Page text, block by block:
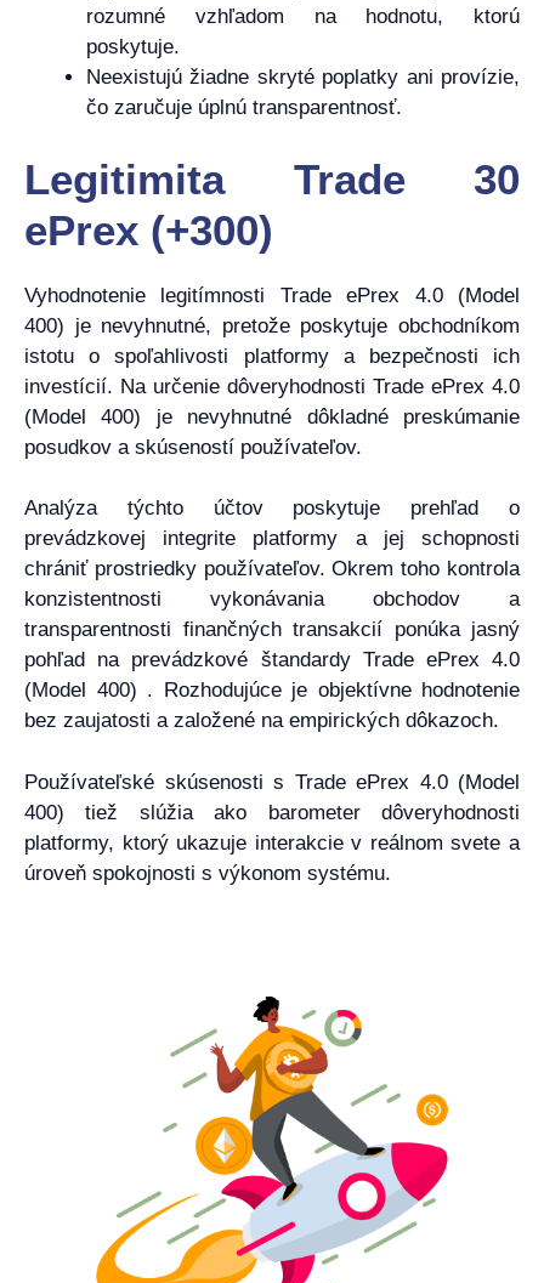
rozumné vzhľadom na hodnotu, ktorú
poskytuje.
Neexistujú žiadne skryté poplatky ani provízie,
čo zaručuje úplnú transparentnosť.
Legitimita Trade 30
ePrex (+300)
Vyhodnotenie legitímnosti Trade ePrex 4.0 (Model
400) je nevyhnutné, pretože poskytuje obchodníkom
istotu o spoľahlivosti platformy a bezpečnosti ich
investícií. Na určenie dôveryhodnosti Trade ePrex 4.0
(Model 400) je nevyhnutné dôkladné preskúmanie
posudkov a skúseností používateľov.
Analýza týchto účtov poskytuje prehľad o
prevádzkovej integrite platformy a jej schopnosti
chrániť prostriedky používateľov. Okrem toho kontrola
konzistentnosti vykonávania obchodov a
transparentnosti finančných transakcií ponúka jasný
pohľad na prevádzkové štandardy Trade ePrex 4.0
(Model 400) . Rozhodujúce je objektívne hodnotenie
bez zaujatosti a založené na empirických dôkazoch.
Používateľské skúsenosti s Trade ePrex 4.0 (Model
400) tiež slúžia ako barometer dôveryhodnosti
platformy, ktorý ukazuje interakcie v reálnom svete a
úroveň spokojnosti s výkonom systému.